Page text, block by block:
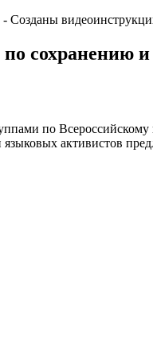
- Созданы
сохранению
по
активистов